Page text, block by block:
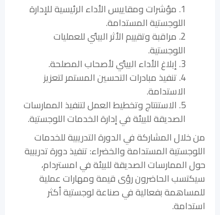
1. مؤشرات ومقاييس الأداء الرئيسية للإدارة
اللوجستية المستدامة.
2. مراقبة وتقييم الأثر البيئي للعمليات
اللوجستية.
3. إبلاغ الأداء البيئي لأصحاب المصلحة.
4. تنفيذ مبادرات التحسين المستمر لتعزيز
الاستدامة.
5. الاستنتاج وتخطيط العمل لتنفيذ الممارسات
الصديقة للبيئة في إدارة الخدمات اللوجستية.
من خلال المشاركة في الدورة التدريبية للخدمات
اللوجستية المستدامة والخضراء: تنفيذ دورة تدريبية
حول الممارسات الصديقة للبيئة في امستردام،
سيكتسب الحاضرون رؤى قيمة ومهارات عملية
للمساهمة بفعالية في صناعة لوجستية أكثر
استدامة.